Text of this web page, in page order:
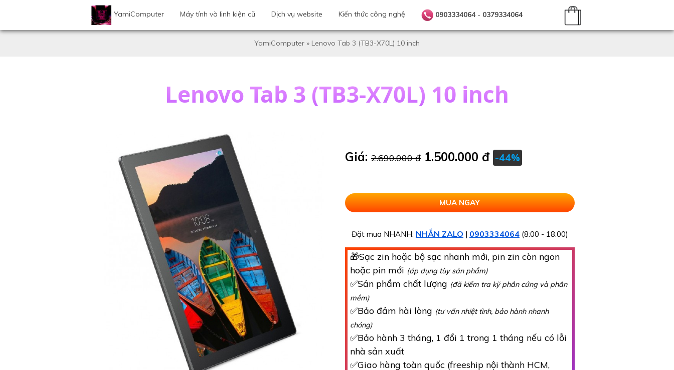
YamiComputer Máy tính và linh kiện cũ Dịch vụ website Kiến thức công nghệ 0903334064- 0379334064
YamiComputer » Lenovo Tab 3 (TB3-X70L) 10 inch
Lenovo Tab 3 (TB3-X70L) 10 inch
Giá: 2.690.000 đ 1.500.000 đ -44%
Đặt mua NHANH: NHẮN ZALO | 0903334064(8:00 - 18:00)
🎁Sạc zin hoặc bộ sạc nhanh mới, pin zin còn ngon
hoặc pin mới (áp dụng tùy sản phẩm)
✅Sản phẩm chất lượng (đã kiểm tra kỹ phần cứng và phần
mềm)
✅Bảo đảm hài lòng (tư vấn nhiệt tình, bảo hành nhanh
chóng)
✅Bảo hành 3 tháng, 1 đổi 1 trong 1 tháng nếu có lỗi
nhà sản xuất
✅Giao hàng toàn quốc (freeship nội thành HCM,